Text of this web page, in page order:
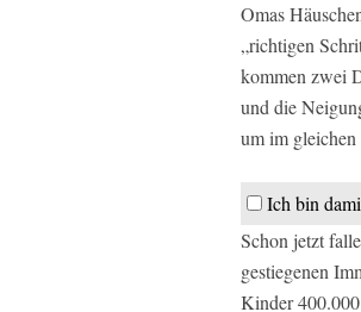
Omas
„richtigen
kommen zwei
und die
um im
Ich bin
Schon jetzt
gestiegenen
Kinder